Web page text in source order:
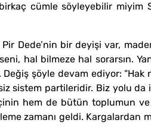
cümle söyleyebilir miyim
Dede’nin bir deyişi var,
hal bilmeze hal sorarsın.
şöyle devam ediyor: “Hak
sistem partileridir. Biz yolu da
hem de bütün toplumun
zamanı geldi. Kargalardan